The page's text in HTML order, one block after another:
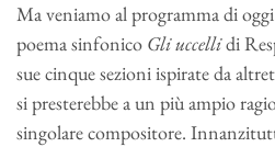
Ma veniamo al programma di
poema sinfonico Gli uccellidi
sue cinque sezioni ispirate da
si presterebbe a un più ampio
singolare compositore.